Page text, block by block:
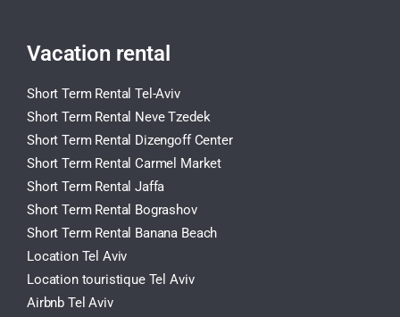
Vacation rental
Short Term Rental Tel-Aviv
Short Term Rental Neve Tzedek
Short Term Rental Dizengoff Center
Short Term Rental Carmel Market
Short Term Rental Jaffa
Short Term Rental Bograshov
Short Term Rental Banana Beach
Location Tel Aviv
Location touristique Tel Aviv
Airbnb Tel Aviv